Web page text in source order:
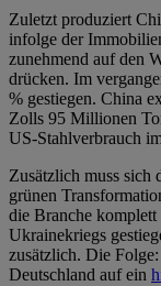
Zuletzt produziert
infolge der
zunehmend auf den
drücken. Im
% gestiegen. China
Zolls 95 Millionen
US-Stahlverbrauch
Zusätzlich muss sich
grünen
die Branche
Ukrainekriegs
zusätzlich. Die
Deutschland auf ein